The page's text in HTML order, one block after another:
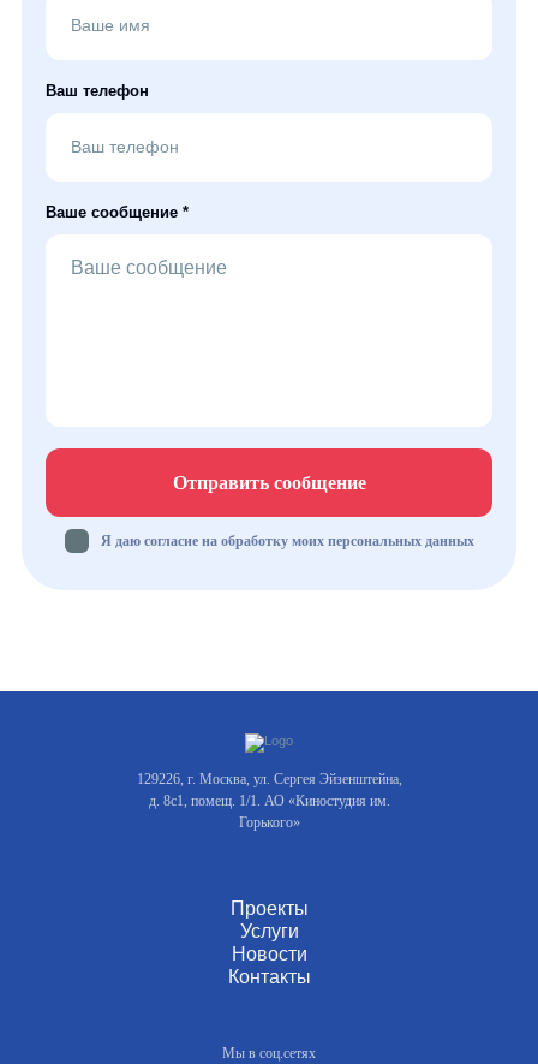
Ваш телефон
Ваше сообщение *
Отправить сообщение
Я даю согласие на обработку моих персональных данных
129226, г. Москва, ул. Сергея Эйзенштейна,
д. 8с1, помещ. 1/1. АО «Киностудия им.
Горького»
Проекты
Услуги
Новости
Контакты
Мы в соц.сетях